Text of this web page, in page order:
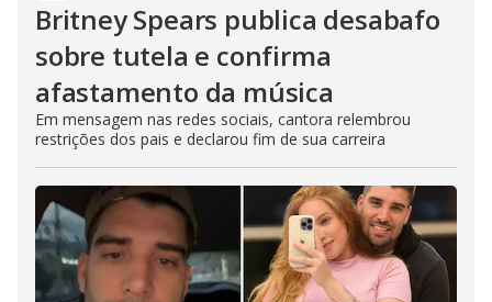
Britney Spears publica desabafo
sobre tutela e confirma
afastamento da música
Em mensagem nas redes sociais, cantora relembrou
restrições dos pais e declarou fim de sua carreira